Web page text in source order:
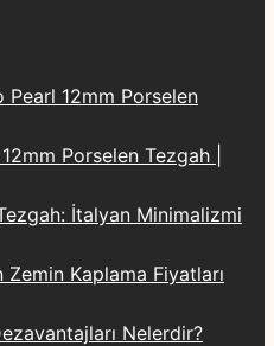
Pearl 12mm Porselen
Porselen Tezgah |
İtalyan Minimalizmi
Kaplama Fiyatları
Nelerdir?